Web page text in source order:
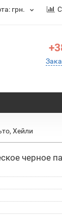
грн.
Хейли
черное